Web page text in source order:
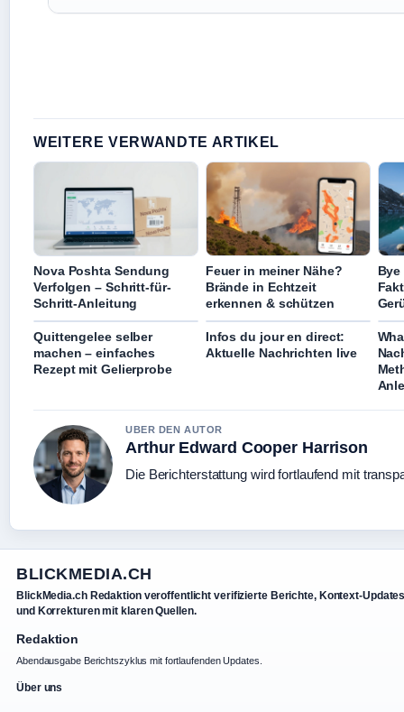
WEITERE VERWANDTE ARTIKEL
Nova Poshta Sendung
Verfolgen – Schritt-für-
Schritt-Anleitung
Feuer in meiner Nähe?
Brände in Echtzeit
erkennen & schützen
Quittengelee selber
machen – einfaches
Rezept mit Gelierprobe
Infos du jour en direct:
Aktuelle Nachrichten live
UBER DEN AUTOR
Arthur Edward Cooper Harrison
Die Berichterstattung wird fortlaufend mit
BLICKMEDIA.CH
BlickMedia.ch Redaktion veroffentlicht verifizierte Berichte, Kontext-
und Korrekturen mit klaren Quellen.
Redaktion
Abendausgabe Berichtszyklus mit fortlaufenden Updates.
Über uns